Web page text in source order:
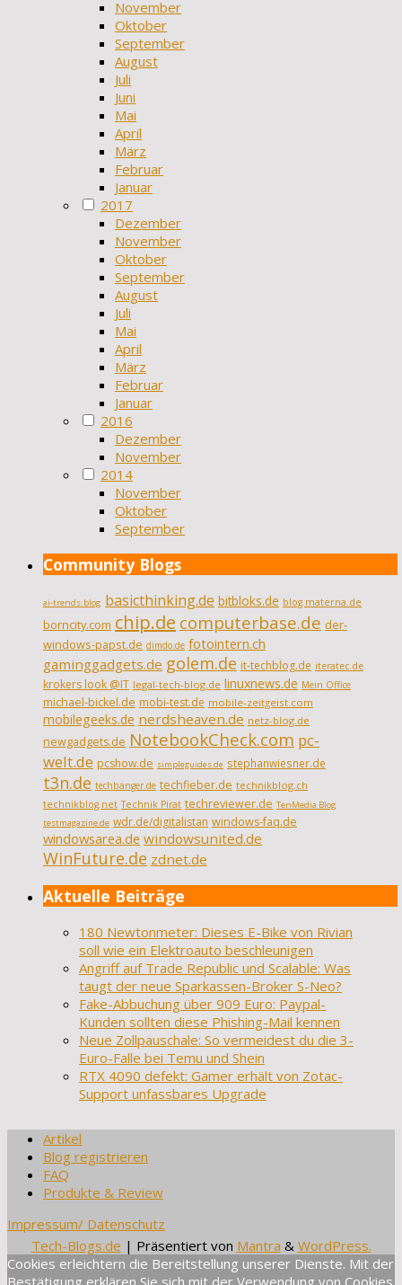
November
Oktober
September
August
Juli
Juni
Mai
April
März
Februar
Januar
2017
Dezember
November
Oktober
September
August
Juli
Mai
April
März
Februar
Januar
2016
Dezember
November
2014
November
Oktober
September
Community Blogs
ai-trends.blog basicthinking.de bitbloks.de blog.materna.de
borncity.com chip.de computerbase.de der-
windows-papst.de dimdo.de fotointern.ch
gaminggadgets.de golem.de it-techblog.de iteratec.de
krokers look @IT legal-tech-blog.de linuxnews.de Mein Office
michael-bickel.de mobi-test.de mobile-zeitgeist.com
mobilegeeks.de nerdsheaven.de netz-blog.de
newgadgets.de NotebookCheck.com pc-
welt.de pcshow.de simpleguides.de stephanwiesner.de
t3n.de techbanger.de techfieber.de technikblog.ch
technikblog.net Technik Pirat techreviewer.de TenMedia Blog
testmagazine.de wdr.de/digitalistan windows-faq.de
windowsarea.de windowsunited.de
WinFuture.de zdnet.de
Aktuelle Beiträge
180 Newtonmeter: Dieses E-Bike von Rivian
soll wie ein Elektroauto beschleunigen
Angriff auf Trade Republic und Scalable: Was
taugt der neue Sparkassen-Broker S-Neo?
Fake-Abbuchung über 909 Euro: Paypal-
Kunden sollten diese Phishing-Mail kennen
Neue Zollpauschale: So vermeidest du die 3-
Euro-Falle bei Temu und Shein
RTX 4090 defekt: Gamer erhält von Zotac-
Support unfassbares Upgrade
Artikel
Blog registrieren
FAQ
Produkte & Review
Impressum/ Datenschutz
Tech-Blogs.de | Präsentiert von Mantra & WordPress.
Cookies erleichtern die Bereitstellung unserer Dienste. Mit der
Bestätigung erklären Sie sich mit der Verwendung von Cookies